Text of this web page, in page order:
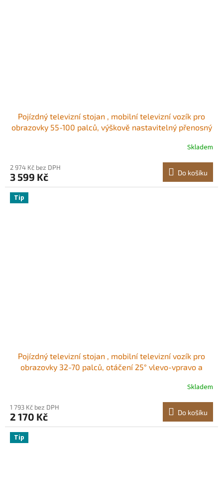
Pojízdný televizní stojan , mobilní televizní vozík pro
obrazovky 55-100 palců, výškově nastavitelný přenosný
obývací pokoj, ložnici, kancelář, venkovní použití, max.
Skladem
2 974 Kč bez DPH
3 599 Kč Do košíku
Tip
Pojízdný televizní stojan , mobilní televizní vozík pro
obrazovky 32-70 palců, otáčení 25° vlevo-vpravo a
nosnost až 38 kg pro roh, ložnici, venkovní použití, max.
Skladem
1 793 Kč bez DPH
2 170 Kč Do košíku
Tip